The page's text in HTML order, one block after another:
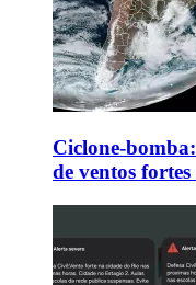
Ciclone-
de ventos